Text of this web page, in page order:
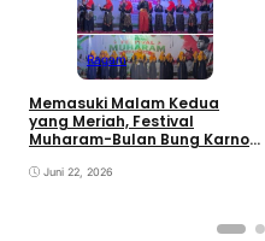
Ragam
Memasuki Malam Kedua
yang Meriah, Festival
Muharam-Bulan Bung Karno
Pemajuan Kebudayaan
Juni 22, 2026